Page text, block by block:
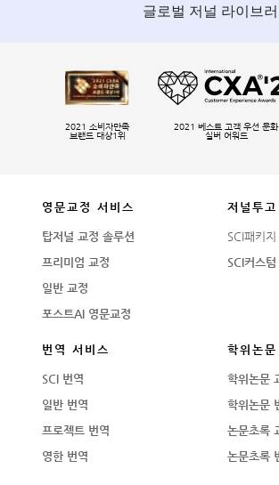
글로벌 저널 라이브